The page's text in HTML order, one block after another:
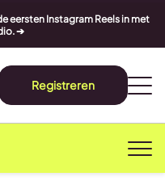
eersten Instagram Reels in met
➔
Registreren